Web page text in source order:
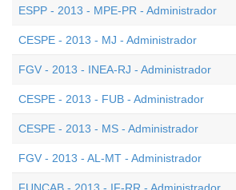
ESPP - 2013 - MPE-PR - Administrador
CESPE - 2013 - MJ - Administrador
FGV - 2013 - INEA-RJ - Administrador
CESPE - 2013 - FUB - Administrador
CESPE - 2013 - MS - Administrador
FGV - 2013 - AL-MT - Administrador